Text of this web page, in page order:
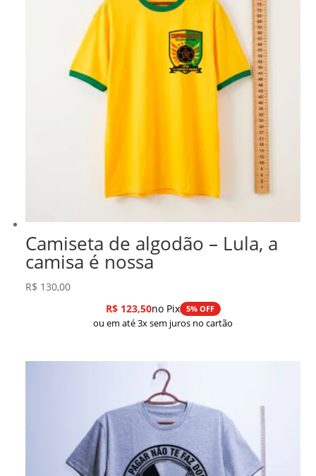
Camiseta de algodão – Lula, a
camisa é nossa
R$ 130,00
R$123,50no Pix 5% OFF
ou em até 3x sem juros no cartão